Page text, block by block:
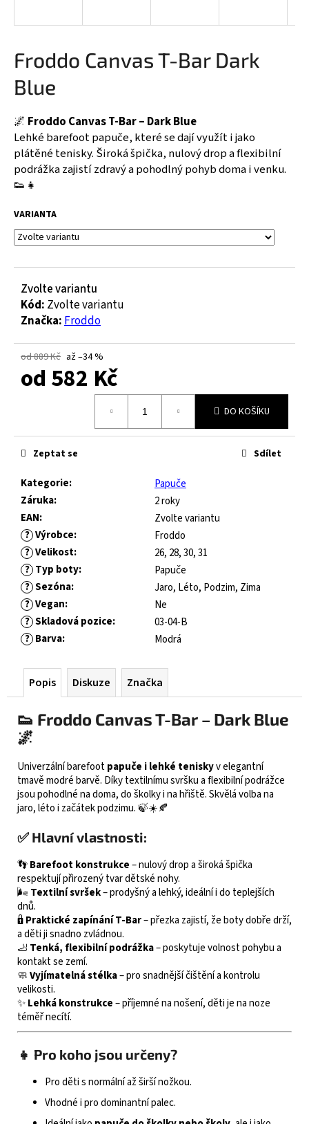
Froddo Canvas T-Bar Dark
Blue
🌌 Froddo Canvas T-Bar – Dark Blue
Lehké barefoot papuče, které se dají využít i jako
plátěné tenisky. Široká špička, nulový drop a flexibilní
podrážka zajistí zdravý a pohodlný pohyb doma i venku.
👟👧
VARIANTA
Zvolte variantu
Kód: Zvolte variantu
Značka:Froddo
od 889 Kč až –34 %
od 582 Kč
DO KOŠÍKU
Kategorie:
Papuče
Záruka:
2 roky
EAN:
Zvolte variantu
? Výrobce:
Froddo
? Velikost:
26, 28, 30, 31
? Typ boty:
Papuče
? Sezóna:
Jaro, Léto, Podzim, Zima
? Vegan:
Ne
? Skladová pozice:
03-04-B
? Barva: Modrá
Zeptat se Sdílet
Popis Diskuze Značka
👟 Froddo Canvas T-Bar – Dark Blue
🌌
Univerzální barefootpapuče i lehké teniskyv elegantní
tmavě modré barvě. Díky textilnímu svršku a flexibilní podrážce
jsou pohodlné na doma, do školky i na hřiště. Skvělá volba na
jaro, léto i začátek podzimu. 🍃☀️🍂
✅ Hlavní vlastnosti:
👣Barefoot konstrukce– nulový drop a široká špička
respektují přirozený tvar dětské nohy.
🌬️ Textilní svršek– prodyšný a lehký, ideální i do teplejších
dnů.
🔒Praktické zapínání T-Bar– přezka zajistí, že boty dobře drží,
a děti ji snadno zvládnou.
🦶 Tenká, flexibilní podrážka– poskytuje volnost pohybu a
kontakt se zemí.
🧼Vyjímatelná stélka– pro snadnější čištění a kontrolu
velikosti.
✨Lehká konstrukce– příjemné na nošení, děti je na noze
téměř necítí.
👧 Pro koho jsou určeny?
Pro děti s normální až širší nožkou.
Vhodné i pro dominantní palec.
í
t
?
HLEDAT
D
o
p
o
u
u
j
e
m
KE
BLUE
445
Kč
Původně:
490
Kč